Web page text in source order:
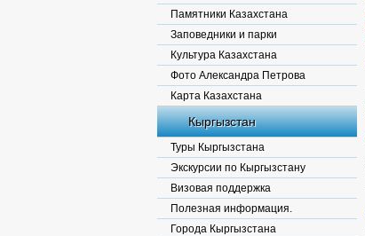
Памятники Казахстана
Заповедники и парки
Культура Казахстана
Фото Александра Петрова
Карта Казахстана
Кыргызстан
Туры Кыргызстана
Экскурсии по Кыргызстану
Визовая поддержка
Полезная информация.
Города Кыргызстана